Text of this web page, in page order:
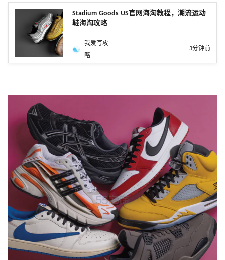
Stadium Goods US官网海淘教程，潮流运动
鞋海淘攻略
我爱写攻
略
3分钟前